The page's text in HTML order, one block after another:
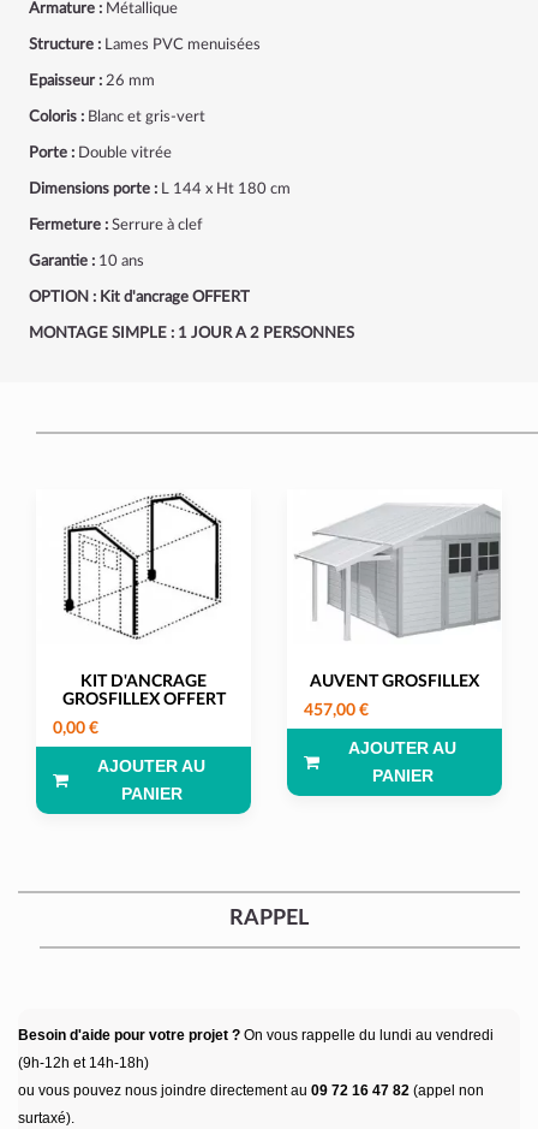
Armature : Métallique
Structure : Lames PVC menuisées
Epaisseur : 26 mm
Coloris : Blanc et gris-vert
Porte : Double vitrée
Dimensions porte : L 144 x Ht 180 cm
Fermeture : Serrure à clef
Garantie : 10 ans
OPTION : Kit d'ancrage OFFERT
MONTAGE SIMPLE : 1 JOUR A 2 PERSONNES
KIT D'ANCRAGE
GROSFILLEX OFFERT
0,00 €
AJOUTER AU
PANIER
AUVENT GROSFILLEX
457,00 €
AJOUTER AU
PANIER
RAPPEL
Besoin d'aide pour votre projet ? On vous rappelle du lundi au vendredi
(9h-12h et 14h-18h)
ou vous pouvez nous joindre directement au 09 72 16 47 82 (appel non
surtaxé).